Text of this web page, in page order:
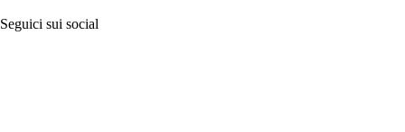
Seguici sui social